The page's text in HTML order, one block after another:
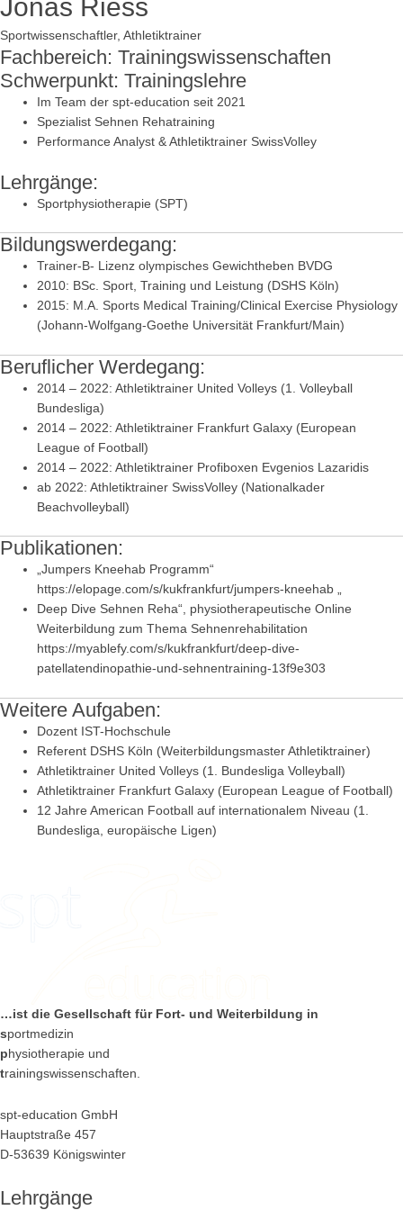
Jonas Riess
Sportwissenschaftler, Athletiktrainer
Fachbereich: Trainingswissenschaften
Schwerpunkt: Trainingslehre
Im Team der spt-education seit 2021
Spezialist Sehnen Rehatraining
Performance Analyst & Athletiktrainer SwissVolley
Lehrgänge:
Sportphysiotherapie (SPT)
Bildungswerdegang:
Trainer-B- Lizenz olympisches Gewichtheben BVDG
2010: BSc. Sport, Training und Leistung (DSHS Köln)
2015: M.A. Sports Medical Training/Clinical Exercise Physiology
(Johann-Wolfgang-Goethe Universität Frankfurt/Main)
Beruflicher Werdegang:
2014 – 2022: Athletiktrainer United Volleys (1. Volleyball
Bundesliga)
2014 – 2022: Athletiktrainer Frankfurt Galaxy (European
League of Football)
2014 – 2022: Athletiktrainer Profiboxen Evgenios Lazaridis
ab 2022: Athletiktrainer SwissVolley (Nationalkader
Beachvolleyball)
Publikationen:
„Jumpers Kneehab Programm“
https://elopage.com/s/kukfrankfurt/jumpers-kneehab „
Deep Dive Sehnen Reha“, physiotherapeutische Online
Weiterbildung zum Thema Sehnenrehabilitation
https://myablefy.com/s/kukfrankfurt/deep-dive-
patellatendinopathie-und-sehnentraining-13f9e303
Weitere Aufgaben:
Dozent IST-Hochschule
Referent DSHS Köln (Weiterbildungsmaster Athletiktrainer)
Athletiktrainer United Volleys (1. Bundesliga Volleyball)
Athletiktrainer Frankfurt Galaxy (European League of Football)
12 Jahre American Football auf internationalem Niveau (1.
Bundesliga, europäische Ligen)
…ist die Gesellschaft für Fort- und Weiterbildung in
sportmedizin
p hysiotherapie und
trainingswissenschaften.
spt-education GmbH
Hauptstraße 457
D-53639 Königswinter
Lehrgänge